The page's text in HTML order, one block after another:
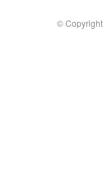
© Copyright